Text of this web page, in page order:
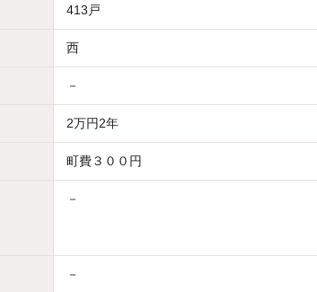
413戸
西
－
2万円2年
町費３００円
－
－